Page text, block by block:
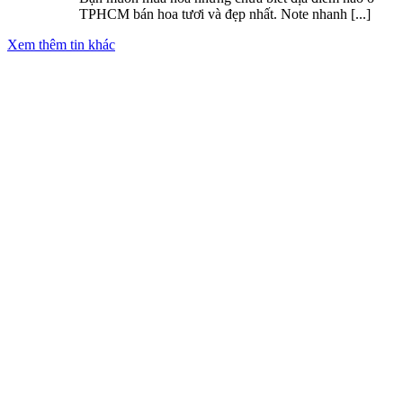
TPHCM bán hoa tươi và đẹp nhất. Note nhanh [...]
Xem thêm tin khác